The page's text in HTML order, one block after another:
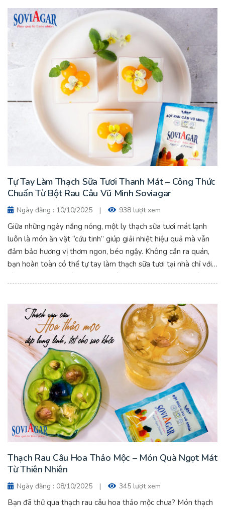
Tự Tay Làm Thạch Sữa Tươi Thanh Mát – Công Thức
Chuẩn Từ Bột Rau Câu Vũ Minh Soviagar
Ngày đăng : 10/10/2025 | 938 lượt xem
Giữa những ngày nắng nóng, một ly thạch sữa tươi mát lạnh
luôn là món ăn vặt “cứu tinh” giúp giải nhiệt hiệu quả mà vẫn
đảm bảo hương vị thơm ngon, béo ngậy. Không cần ra quán,
bạn hoàn toàn có thể tự tay làm thạch sữa tươi tại nhà chỉ với
Thạch Rau Câu Hoa Thảo Mộc – Món Quà Ngọt Mát
Từ Thiên Nhiên
Ngày đăng : 08/10/2025 | 345 lượt xem
Bạn đã thử qua thạch rau câu hoa thảo mộc chưa? Món thạch